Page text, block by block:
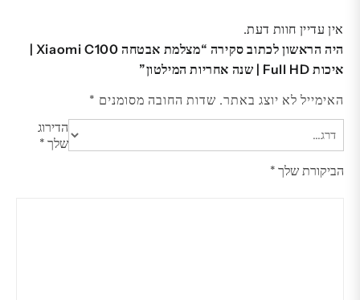
אין עדיין חוות דעת.
היה הראשון לכתוב סקירה “מצלמת אבטחה Xiaomi C100 |
איכות Full HD | שנה אחריות המילטון”
האימייל לא יוצג באתר. שדות החובה מסומנים *
הדירוג
שלך *
הביקורת שלך *